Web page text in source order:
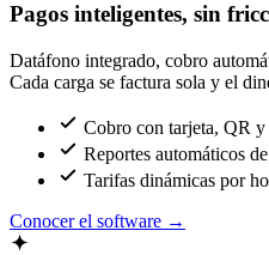
Pagos inteligentes, sin
Datáfono integrado, cobro
Cada carga se factura sola y el
Cobro con tarjeta, QR
Reportes automáticos
Tarifas dinámicas por
Conocer el software →